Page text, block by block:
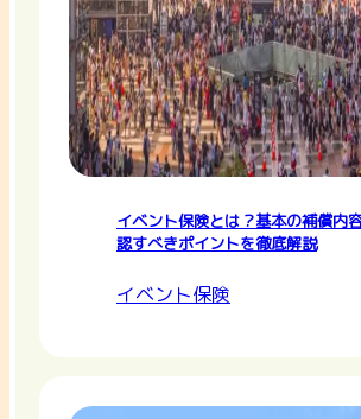
イベント保険とは？基本の補償内
認すべきポイントを徹底解説
イベント保険